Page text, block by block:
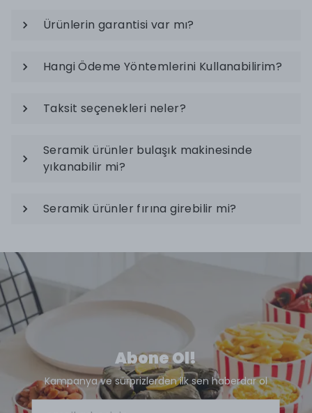
Ürünlerin garantisi var mı?
Hangi Ödeme Yöntemlerini Kullanabilirim?
Taksit seçenekleri neler?
Seramik ürünler bulaşık makinesinde
yıkanabilir mi?
Seramik ürünler fırına girebilir mi?
Abone Ol!
Kampanya ve sürprizlerden ilk sen haberdar ol